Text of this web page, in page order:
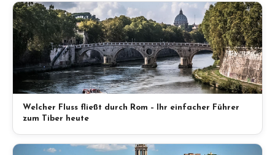
Welcher Fluss fließt durch Rom – Ihr einfacher Führer
zum Tiber heute